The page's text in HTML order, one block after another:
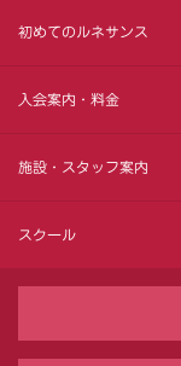
初めてのルネサンス
入会案内・料金
施設・スタッフ案内
スクール